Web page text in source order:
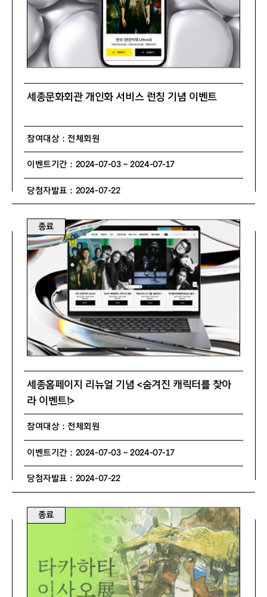
세종문화회관 개인화 서비스 런칭 기념 이벤트
참여대상 : 전체회원
이벤트기간 : 2024-07-03 ~ 2024-07-17
당첨자발표 : 2024-07-22
종료
세종홈페이지 리뉴얼 기념 <숨겨진 캐릭터를 찾아
라 이벤트!>
참여대상 : 전체회원
이벤트기간 : 2024-07-03 ~ 2024-07-17
당첨자발표 : 2024-07-22
종료